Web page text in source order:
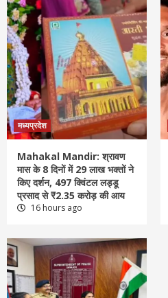
मध्यप्रदेश
Mahakal Mandir: श्रावण
मास के 8 दिनों में 29 लाख भक्तों ने
किए दर्शन, 497 क्विंटल लड्डू
प्रसाद से ₹2.35 करोड़ की आय
16 hours ago